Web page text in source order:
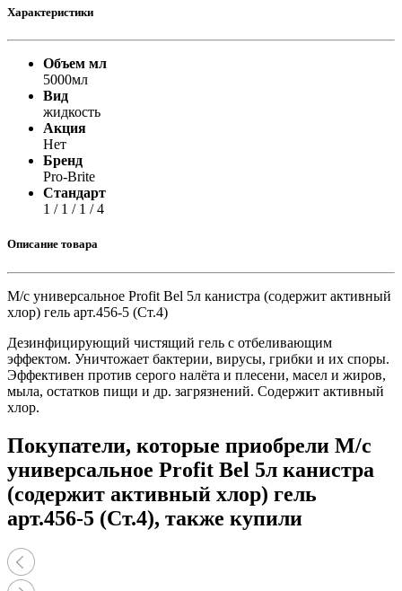
Характеристики
Объем мл
5000мл
Вид
жидкость
Акция
Нет
Бренд
Pro-Brite
Стандарт
1 / 1 / 1 / 4
Описание товара
М/с универсальное Profit Bel 5л канистра (содержит активный
хлор) гель арт.456-5 (Ст.4)
Дезинфицирующий чистящий гель с отбеливающим
эффектом. Уничтожает бактерии, вирусы, грибки и их споры.
Эффективен против серого налёта и плесени, масел и жиров,
мыла, остатков пищи и др. загрязнений. Содержит активный
хлор.
Покупатели, которые приобрели М/с
универсальное Profit Bel 5л канистра
(содержит активный хлор) гель
арт.456-5 (Ст.4), также купили